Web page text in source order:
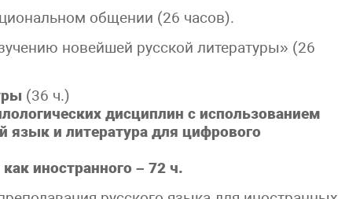
общении (26 часов).
новейшей русской литературы» (26
(36 ч.)
дисциплин с использованием
язык и литература для цифрового
иностранного – 72 ч.